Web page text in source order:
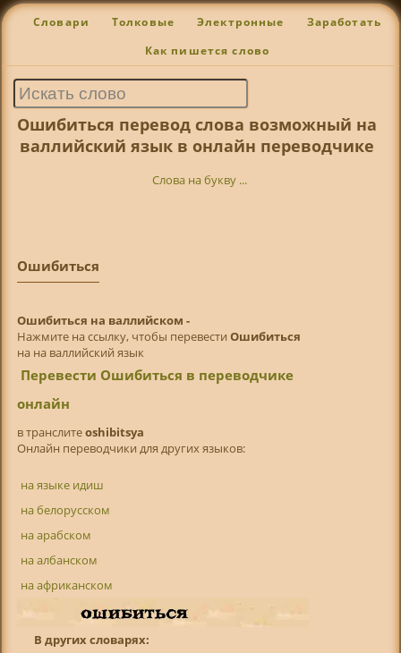
Словари Толковые Электронные Заработать
Как пишется слово
Ошибиться перевод слова возможный на
валлийский язык в онлайн переводчике
Слова на букву ...
Ошибиться
Ошибиться на валлийском -
Нажмите на ссылку, чтобы перевести Ошибиться
на на валлийский язык
Перевести Ошибиться в переводчике
онлайн
в транслитeoshibitsya
Онлайн переводчики для других языков:
на языке идиш
на белорусском
на арабском
на албанском
на африканском
В других словарях: